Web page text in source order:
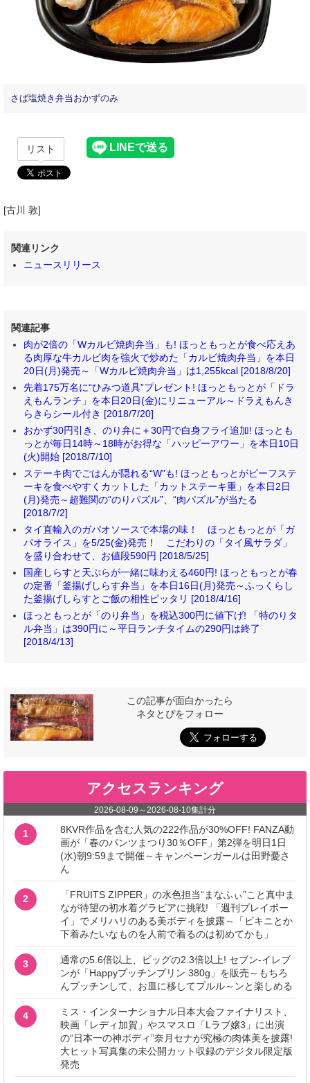
さば塩焼き弁当おかずのみ
リスト
[古川 敦]
関連リンク
ニュースリリース
関連記事
肉が2倍の「Wカルビ焼肉弁当」も! ほっともっとが食べ応えあ
る肉厚な牛カルビ肉を強火で炒めた「カルビ焼肉弁当」を本日
20日(月)発売～「Wカルビ焼肉弁当」は1,255kcal [2018/8/20]
先着175万名に“ひみつ道具”プレゼント! ほっともっとが「ドラ
えもんランチ」を本日20日(金)にリニューアル～ドラえもんき
らきらシール付き [2018/7/20]
おかず30円引き、のり弁に＋30円で白身フライ追加! ほっとも
っとが毎日14時～18時がお得な「ハッピーアワー」を本日10日
(火)開始 [2018/7/10]
ステーキ肉でごはんが隠れる“W”も! ほっともっとがビーフステ
ーキを食べやすくカットした「カットステーキ重」を本日2日
(月)発売～超難関の“のりパズル”、“肉パズル”が当たる
[2018/7/2]
タイ直輸入のガパオソースで本場の味！ ほっともっとが「ガ
パオライス」を5/25(金)発売！ こだわりの「タイ風サラダ」
を盛り合わせて、お値段590円 [2018/5/25]
国産しらすと天ぷらが一緒に味わえる460円! ほっともっとが春
の定番「釜揚げしらす弁当」を本日16日(月)発売～ふっくらし
た釜揚げしらすとご飯の相性ピッタリ [2018/4/16]
ほっともっとが「のり弁当」を税込300円に値下げ! 「特のりタ
ル弁当」は390円に～平日ランチタイムの290円は終了
[2018/4/13]
この記事が面白かったら
ネタとぴをフォロー
アクセスランキング
2026-08-09 ～ 2026-08-10集計分
1
8KVR作品を含む人気の222作品が30%OFF! FANZA動
画が「春のパンツまつり30％OFF」第2弾を明日1日
(水)朝9:59まで開催～キャンペーンガールは田野憂さ
ん
2
「FRUITS ZIPPER」の水色担当“まなふぃ”こと真中ま
なが待望の初水着グラビアに挑戦! 「週刊プレイボー
イ」でメリハリのある美ボディを披露～「ビキニとか
下着みたいなものを人前で着るのは初めてかも」
3
通常の5.6倍以上、ビッグの2.3倍以上! セブン‐イレブ
ンが「Happyプッチンプリン 380g」を販売～もちろ
んプッチンして、お皿に移してプルル～ンと楽しめる
4
ミス・インターナショナル日本大会ファイナリスト、
映画「レディ加賀」やスマスロ「Lラブ嬢3」に出演
の“日本一の神ボディ”奈月セナが究極の肉体美を披露!
大ヒット写真集の未公開カット収録のデジタル限定版
発売